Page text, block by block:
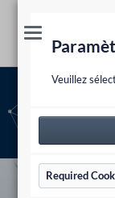
Veuillez
Required